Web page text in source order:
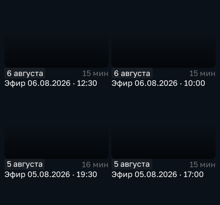
6 августа
15 мин
Эфир 06.08.2026 · 12:30
6 августа
15 мин
Эфир 06.08.2026 · 10:00
5 августа
16 мин
Эфир 05.08.2026 · 19:30
5 августа
15 мин
Эфир 05.08.2026 · 17:00